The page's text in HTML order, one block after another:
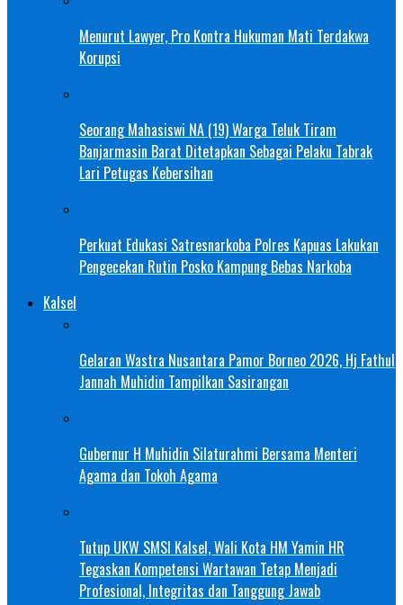
Menurut Lawyer, Pro Kontra Hukuman Mati Terdakwa
Korupsi
Seorang Mahasiswi NA (19) Warga Teluk Tiram
Banjarmasin Barat Ditetapkan Sebagai Pelaku Tabrak
Lari Petugas Kebersihan
Perkuat Edukasi Satresnarkoba Polres Kapuas Lakukan
Pengecekan Rutin Posko Kampung Bebas Narkoba
Kalsel
Gelaran Wastra Nusantara Pamor Borneo 2026, Hj Fathul
Jannah Muhidin Tampilkan Sasirangan
Gubernur H Muhidin Silaturahmi Bersama Menteri
Agama dan Tokoh Agama
Tutup UKW SMSI Kalsel, Wali Kota HM Yamin HR
Tegaskan Kompetensi Wartawan Tetap Menjadi
Profesional, Integritas dan Tanggung Jawab